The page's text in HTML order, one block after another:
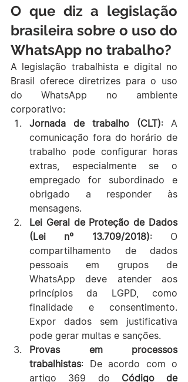
O que diz a legislação
brasileira sobre o uso do
WhatsApp no trabalho?
A legislação trabalhista e digital no
Brasil oferece diretrizes para o uso
do WhatsApp no ambiente
corporativo:
Jornada de trabalho (CLT): A
comunicação fora do horário de
trabalho pode configurar horas
extras, especialmente se o
empregado for subordinado e
obrigado a responder às
mensagens.
Lei Geral de Proteção de Dados
(Lei nº 13.709/2018): O
compartilhamento de dados
pessoais em grupos de
WhatsApp deve atender aos
princípios da LGPD, como
finalidade e consentimento.
Expor dados sem justificativa
pode gerar multas e sanções.
Provas em processos
trabalhistas: De acordo com o
artigo 369 do Código de